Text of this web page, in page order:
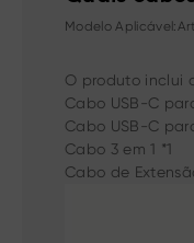
Modelo
O produto inclui
Cabo USB-C
Cabo USB-C
Cabo 3 em 1 *1
Cabo de